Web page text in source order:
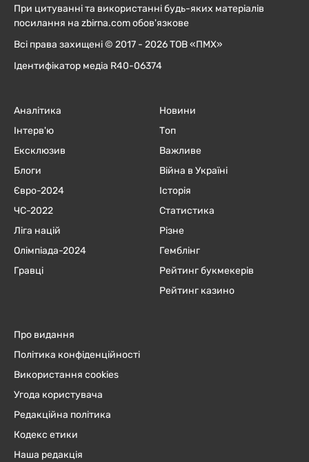
При цитуванні та використанні будь-яких матеріалів
посилання на zbirna.com обов'язкове
Всі права захищені © 2017 - 2026 ТОВ «ПМХ»
Ідентифікатор медіа R40-06374
Аналітика
Інтерв'ю
Ексклюзив
Блоги
Євро-2024
ЧC-2022
Ліга націй
Олімпіада-2024
Гравці
Новини
Топ
Важливе
Війна в Україні
Історія
Статистика
Різне
Гемблінг
Рейтинг букмекерів
Рейтинг казино
Про видання
Політика конфіденційності
Використання cookies
Угода користувача
Редакційна політика
Кодекс етики
Наша редакція